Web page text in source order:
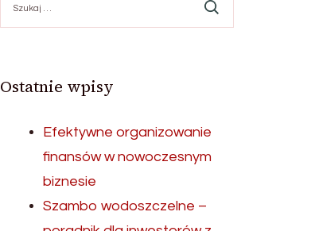
Ostatnie wpisy
Efektywne organizowanie
finansów w nowoczesnym
biznesie
Szambo wodoszczelne –